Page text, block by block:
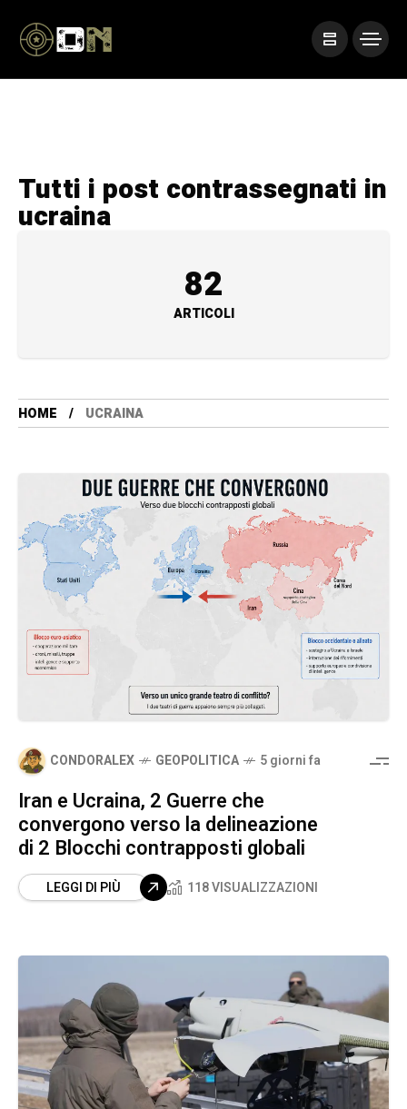
Tutti i post contrassegnati in
ucraina
82
ARTICOLI
HOME UCRAINA
CONDORALEX GEOPOLITICA 5 giorni fa
Iran e Ucraina, 2 Guerre che
convergono verso la delineazione
di 2 Blocchi contrapposti globali
LEGGI DI PIÙ 118 VISUALIZZAZIONI